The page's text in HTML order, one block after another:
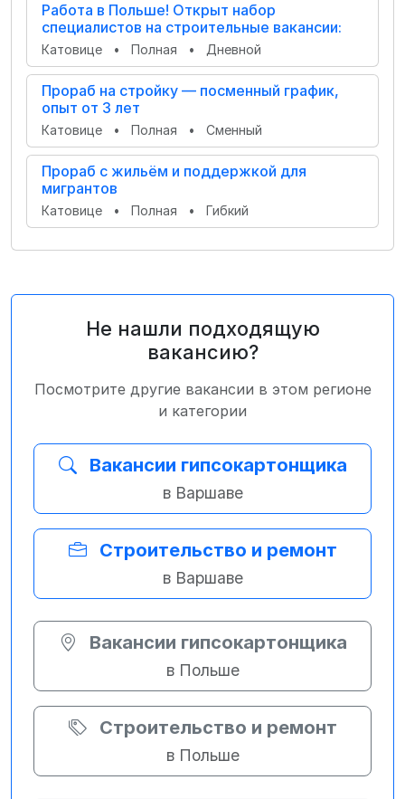
Работа в Польше! Открыт набор
специалистов на строительные вакансии:
Катовице • Полная • Дневной
Прораб на стройку — посменный график,
опыт от 3 лет
Катовице • Полная • Сменный
Прораб с жильём и поддержкой для
мигрантов
Катовице • Полная • Гибкий
Не нашли подходящую
вакансию?
Посмотрите другие вакансии в этом регионе
и категории
Вакансии гипсокартонщика
в Варшаве
Строительство и ремонт
в Варшаве
Вакансии гипсокартонщика
в Польше
Строительство и ремонт
в Польше